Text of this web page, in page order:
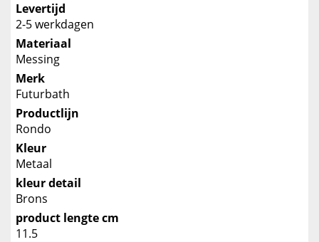
Levertijd
2-5 werkdagen
Materiaal
Messing
Merk
Futurbath
Productlijn
Rondo
Kleur
Metaal
kleur detail
Brons
product lengte cm
11.5